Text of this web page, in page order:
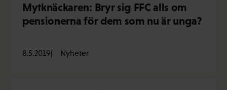
Mytknäckaren: Bryr sig FFC alls om
pensionerna för dem som nu är unga?
8.5.2019 Nyheter